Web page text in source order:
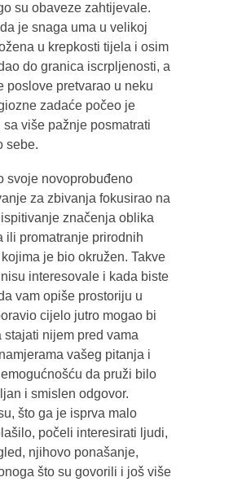
su obaveze zahtijevale.
je snaga uma u velikoj
u krepkosti tijela i osim
do granica iscrpljenosti, a
poslove pretvarao u neku
zadaće počeo je
sa više pažnje posmatrati
sebe.
svoje novoprobuđeno
za zbivanja fokusirao na
značenja oblika
ili promatranje prirodnih
je bio okružen. Takve
interesovale i kada biste
vam opiše prostoriju u
cijelo jutro mogao bi
stajati nijem pred vama
vašeg pitanja i
da pruži bilo
i smislen odgovor.
što ga je isprva malo
počeli interesirati ljudi,
njihovo ponašanje,
što su govorili i još više